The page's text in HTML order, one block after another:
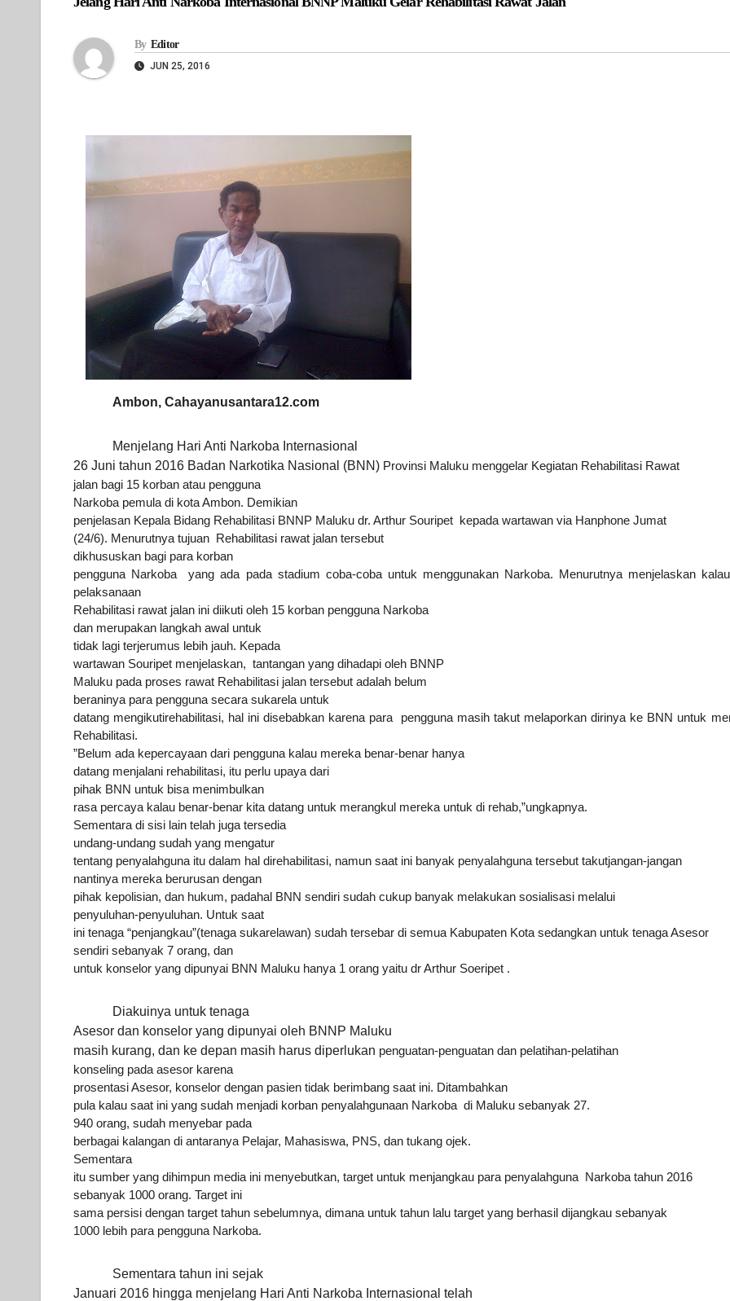
By Editor
JUN 25, 2016
Ambon, Cahayanusantara12.com
Menjelang Hari Anti Narkoba Internasional
26 Juni tahun 2016 Badan Narkotika Nasional (BNN) Provinsi Maluku menggelar Kegiatan Rehabilitasi Rawat
jalan bagi 15 korban atau pengguna
Narkoba pemula di kota Ambon. Demikian
penjelasan Kepala Bidang Rehabilitasi BNNP Maluku dr. Arthur Souripet kepada wartawan via Hanphone Jumat
(24/6). Menurutnya tujuan Rehabilitasi rawat jalan tersebut
dikhususkan bagi para korban
pengguna Narkoba yang ada pada stadium coba-coba untuk menggunakan Narkoba. Menurutnya menjelaskan
pelaksanaan
Rehabilitasi rawat jalan ini diikuti oleh 15 korban pengguna Narkoba
dan merupakan langkah awal untuk
tidak lagi terjerumus lebih jauh. Kepada
wartawan Souripet menjelaskan, tantangan yang dihadapi oleh BNNP
Maluku pada proses rawat Rehabilitasi jalan tersebut adalah belum
beraninya para pengguna secara sukarela untuk
datang mengikutirehabilitasi, hal ini disebabkan karena para pengguna masih takut melaporkan dirinya ke BNN untuk
Rehabilitasi.
”Belum ada kepercayaan dari pengguna kalau mereka benar-benar hanya
datang menjalani rehabilitasi, itu perlu upaya dari
pihak BNN untuk bisa menimbulkan
rasa percaya kalau benar-benar kita datang untuk merangkul mereka untuk di rehab,”ungkapnya.
Sementara di sisi lain telah juga tersedia
undang-undang sudah yang mengatur
tentang penyalahguna itu dalam hal direhabilitasi, namun saat ini banyak penyalahguna tersebut takutjangan-jangan
nantinya mereka berurusan dengan
pihak kepolisian, dan hukum, padahal BNN sendiri sudah cukup banyak melakukan sosialisasi melalui
penyuluhan-penyuluhan. Untuk saat
ini tenaga “penjangkau”(tenaga sukarelawan) sudah tersebar di semua Kabupaten Kota sedangkan untuk tenaga Asesor
sendiri sebanyak 7 orang, dan
untuk konselor yang dipunyai BNN Maluku hanya 1 orang yaitu dr Arthur Soeripet .
Diakuinya untuk tenaga
Asesor dan konselor yang dipunyai oleh BNNP Maluku
masih kurang, dan ke depan masih harus diperlukan penguatan-penguatan dan pelatihan-pelatihan
konseling pada asesor karena
prosentasi Asesor, konselor dengan pasien tidak berimbang saat ini. Ditambahkan
pula kalau saat ini yang sudah menjadi korban penyalahgunaan Narkoba di Maluku sebanyak 27.
940 orang, sudah menyebar pada
berbagai kalangan di antaranya Pelajar, Mahasiswa, PNS, dan tukang ojek.
Sementara
itu sumber yang dihimpun media ini menyebutkan, target untuk menjangkau para penyalahguna Narkoba tahun 2016
sebanyak 1000 orang. Target ini
sama persisi dengan target tahun sebelumnya, dimana untuk tahun lalu target yang berhasil dijangkau sebanyak
1000 lebih para pengguna Narkoba.
Sementara tahun ini sejak
Januari 2016 hingga menjelang Hari Anti Narkoba Internasional telah